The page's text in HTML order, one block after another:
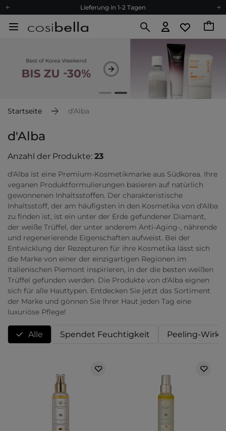
Empfehle uns weiter und sammle noch mehr Punkte
Kostenloser Versand ab 60 €
Versand nach Deutschland und Österreich
Treueprogramm
Empfehle uns weiter und sammle noch mehr Punkte
Kostenloser Versand ab 60 €
Startseite d'Alba
d'Alba
Anzahl der Produkte: 23
d'Alba ist eine Premium-Kosmetikmarke aus Südkorea. Ihre
veganen Produktformulierungen basieren auf natürlich
gewonnenen Inhaltsstoffen. Der charakteristische
Inhaltsstoff, der am häufigsten in den Kosmetika von d'Alba
zu finden ist, ist ein unter der Erde gefundener Diamant,
der weiße Trüffel, der unter anderem Anti-Aging-, nährende
und regenerierende Eigenschaften aufweist. Bei der
Entwicklung der Rezepturen für ihre Kosmetika lässt sich
die Marke von einer der einzigartigen Regionen im
italienischen Piemont inspirieren, in der die besten weißen
Trüffel gefunden werden. Die Produkte von d'Alba eignen
sich für alle Hauttypen. Entdecken Sie jetzt das Sortiment
der Marke und gönnen Sie Ihrer Haut jeden Tag eine
luxuriöse Pflege!
Alle Spendet Feuchtigkeit Peeling-